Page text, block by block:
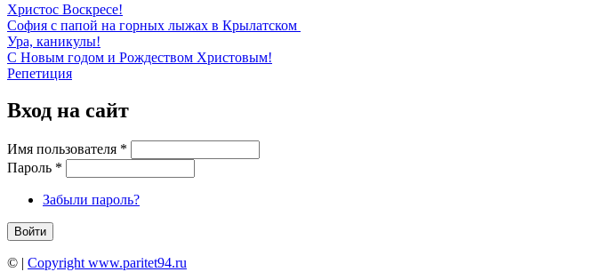
Христос Воскресе!
София с папой на горных лыжах в Крылатском
Ура, каникулы!
С Новым годом и Рождеством Христовым!
Репетиция
Вход на сайт
Имя пользователя *
Пароль *
Забыли пароль?
© | Copyright www.paritet94.ru